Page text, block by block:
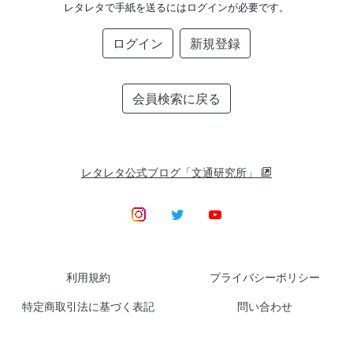
レタレタで手紙を送るにはログインが必要です。
ログイン 新規登録
会員検索に戻る
レタレタ公式ブログ「文通研究所」
利用規約 プライバシーポリシー
特定商取引法に基づく表記 問い合わせ